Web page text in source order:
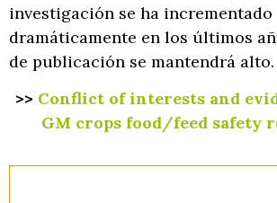
investigación se ha incrementado
dramáticamente en los últimos
de publicación se mantendrá alto.
>> Conflict of interests and
GM crops food/feed safety